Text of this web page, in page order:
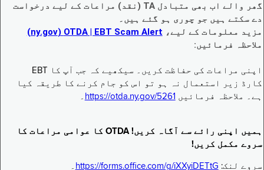
گھر والے اب بھی متبادل TA (نقد) مراعات کے لیے درخواست
دے سکتے ہیں جو چوری ہو گئے ہیں۔
مزید معلومات کے لیے، EBT Scam Alert ‏| OTDA ‏(ny.gov)
ملاحظہ فرمائیں:
اپنی مراعات کی حفاظت کریں۔ سیکھیے کہ جب آپ کا EBT
کارڈ زیر استعمال نہ ہو تو اس کو جام کرنے کا طریقہ کیا
ہے۔ ملاحظہ فرمائیں https://otda.ny.gov/5261 ۔
ہمیں اپنی رائے سے آگاہ کریں! OTDA کا عوامی مراعات کا
سروے مکمل کریں!
سروے لنک: https://forms.office.com/g/iXXyiDETtG ۔